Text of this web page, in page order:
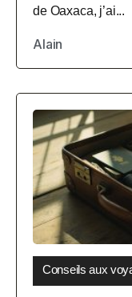
de Oaxaca, j’ai...
Alain
Conseils aux